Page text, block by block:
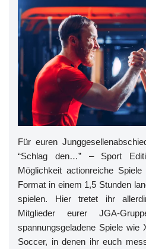
Für euren
“Schlag den…” – Sport
Möglichkeit actionreiche
Format in einem 1,5 Stunden
spielen. Hier tretet ihr
Mitglieder eurer JGA-
spannungsgeladene Spiele wie
Soccer, in denen ihr euch